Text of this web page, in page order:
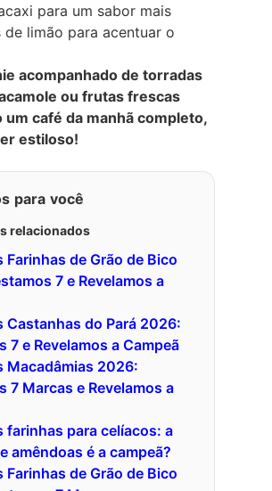
para um sabor mais
limão para acentuar o
acompanhado de torradas
ou frutas frescas
café da manhã completo,
estiloso!
para você
relacionados
Farinhas de Grão de Bico
7 e Revelamos a
Castanhas do Pará 2026:
7 e Revelamos a Campeã
Macadâmias 2026:
7 Marcas e Revelamos a
farinhas para celíacos: a
amêndoas é a campeã?
Farinhas de Grão de Bico